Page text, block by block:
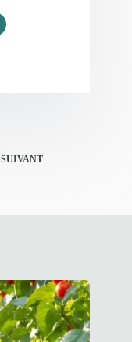
SUIVANT